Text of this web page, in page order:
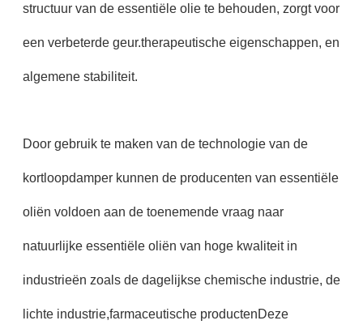
structuur van de essentiële olie te behouden, zorgt voor
een verbeterde geur.therapeutische eigenschappen, en
algemene stabiliteit.
Door gebruik te maken van de technologie van de
kortloopdamper kunnen de producenten van essentiële
oliën voldoen aan de toenemende vraag naar
natuurlijke essentiële oliën van hoge kwaliteit in
industrieën zoals de dagelijkse chemische industrie, de
lichte industrie,farmaceutische productenDeze